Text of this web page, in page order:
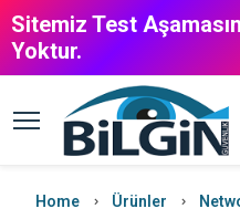
Sitemiz Test
Yoktur.
Home Ürünler